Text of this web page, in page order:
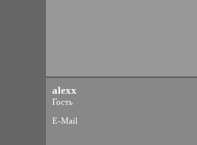
alexx
Гость
E-Mail